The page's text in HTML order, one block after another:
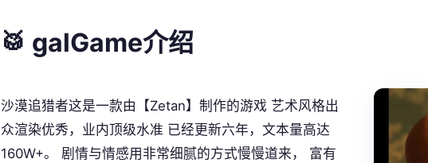
🥁 galGame介绍
沙漠追猎者这是一款由【Zetan】制作的游戏 艺术风格出
众渲染优秀，业内顶级水准 已经更新六年，文本量高达
160W+。 剧情与情感用非常细腻的方式慢慢道来， 富有